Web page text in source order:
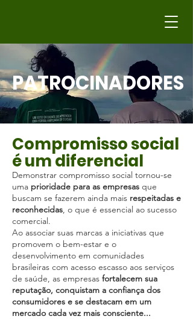
PATROCINADORES
Compromisso social
é um diferencial
Demonstrar compromisso social tornou-se
uma prioridade para as empresas que
buscam se fazerem ainda mais respeitadas e
reconhecidas, o que é essencial ao sucesso
comercial.
Ao associar suas marcas a iniciativas que
promovem o bem-estar e o
desenvolvimento em comunidades
brasileiras com acesso escasso aos serviços
de saúde, as empresas fortalecem sua
reputação, conquistam a confiança dos
consumidores e se destacam em um
mercado cada vez mais consciente...